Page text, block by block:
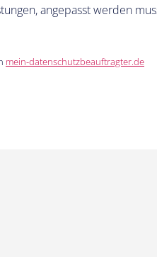
angepasst werden
mein-datenschutzbeauftragter.de